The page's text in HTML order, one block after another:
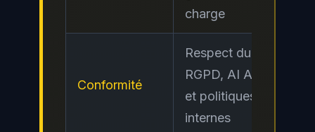
charge
Conformité
Respect du
RGPD, AI Act
et politiques
internes